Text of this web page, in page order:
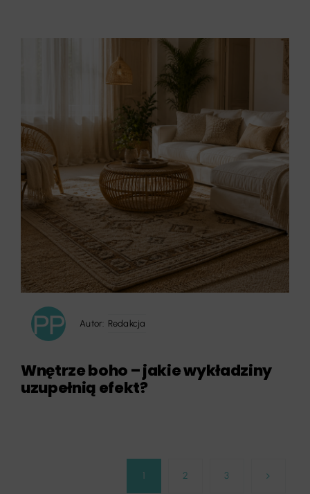
Autor: Redakcja
Wnętrze boho – jakie wykładziny
uzupełnią efekt?
1 2 3